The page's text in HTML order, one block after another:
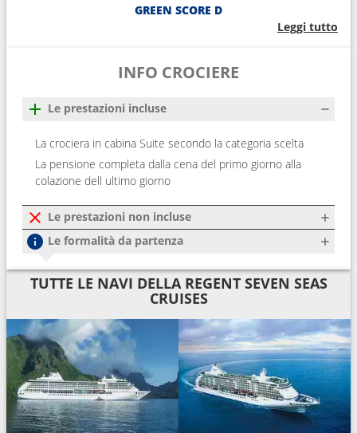
GREEN SCORE D
Leggi tutto
INFO CROCIERE
Le prestazioni incluse
La crociera in cabina Suite secondo la categoria scelta
La pensione completa dalla cena del primo giorno alla
colazione dell ultimo giorno
Le prestazioni non incluse
Le formalità da partenza
TUTTE LE NAVI DELLA REGENT SEVEN SEAS
CRUISES